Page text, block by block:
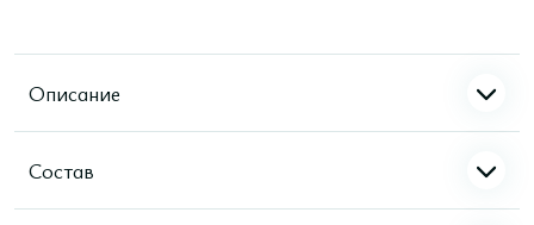
Описание
Состав